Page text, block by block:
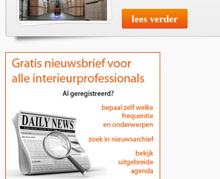
lees verder